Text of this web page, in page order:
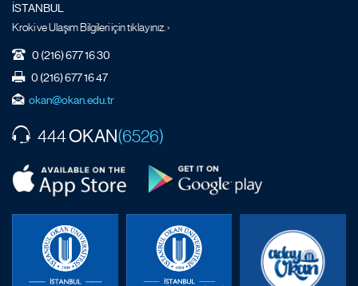
İSTANBUL
Kroki ve Ulaşım Bilgileri için tıklayınız. ›
0 (216) 677 16 30
0 (216) 677 16 47
okan@okan.edu.tr
444OKAN(6526)